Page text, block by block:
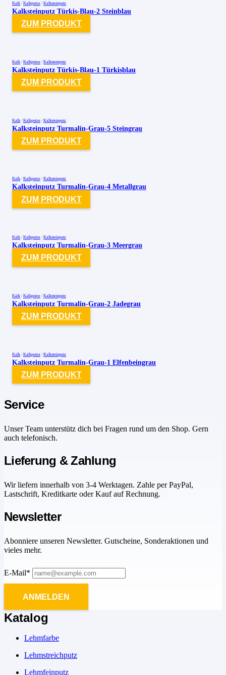
Kalk / Kalkputze / Kalksteinputz
Kalksteinputz Türkis-Blau-2 Steinblau
ZUM PRODUKT
Kalk / Kalkputze / Kalksteinputz
Kalksteinputz Türkis-Blau-1 Türkisblau
ZUM PRODUKT
Kalk / Kalkputze / Kalksteinputz
Kalksteinputz Turmalin-Grau-5 Steingrau
ZUM PRODUKT
Kalk / Kalkputze / Kalksteinputz
Kalksteinputz Turmalin-Grau-4 Metallgrau
ZUM PRODUKT
Kalk / Kalkputze / Kalksteinputz
Kalksteinputz Turmalin-Grau-3 Meergrau
ZUM PRODUKT
Kalk / Kalkputze / Kalksteinputz
Kalksteinputz Turmalin-Grau-2 Jadegrau
ZUM PRODUKT
Kalk / Kalkputze / Kalksteinputz
Kalksteinputz Turmalin-Grau-1 Elfenbeingrau
ZUM PRODUKT
Service
Unser Team unterstütz dich bei Fragen rund um den Shop. Gern
auch telefonisch.
Lieferung & Zahlung
Wir liefern innerhalb von 3-4 Werktagen. Zahle per PayPal,
Lastschrift, Kreditkarte oder Kauf auf Rechnung.
Newsletter
Abonniere unseren Newsletter. Gutscheine, Sonderaktionen und
vieles mehr.
E-Mail*
ANMELDEN
Katalog
Lehmfarbe
Lehmstreichputz
Lehmfeinputz